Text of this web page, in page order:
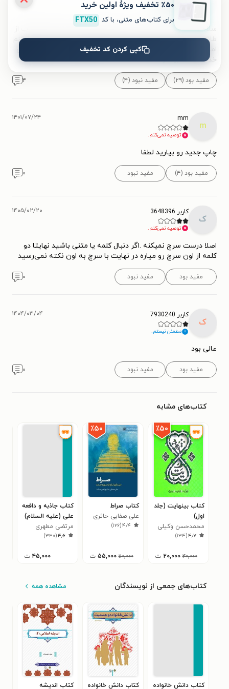
ک
طاقچه خریداری کرده بودم تا درزمان اوقات فراغت آنهارا مطالعه کنم
اما متوجه شدم که کتاب ها از قسمت کتابهای من دراین اپلیکیشن
خذف شده....بیشتر
مفید بود (۲۹) مفید نبود (۴) ۴
m
mm
توصیه نمی‌کنم.
۱۴۰۱/۰۷/۲۴
چاپ جدید رو بیارید لطفا
مفید بود (۴) مفید نبود ۰
ک
کاربر 3648396
توصیه نمی‌کنم.
۱۴۰۵/۰۲/۲۰
اصلا درست سرچ نمیکنه .اگر دنبال کلمه یا متنی باشید نهایتا دو
کلمه از اون سرچ رو میاره ‌در نهایت با سرچ به اون نکته نمی‌رسید
مفید بود مفید نبود ۰
ک
کاربر 7930240
مطمئن نیستم.
۱۴۰۴/۰۳/۰۴
عالی بود
مفید بود مفید نبود ۰
کتاب‌های مشابه
٪۵۰
کتاب بینهایت (جلد
اول)
محمدحسن وکیلی
۴٫۷(۱۳۴)
۴۰,۰۰۰ ۲۰,۰۰۰ ت
٪۵۰
کتاب صراط
علی صفایی حائری
۴٫۴(۱۲۶)
۱۱۰,۰۰۰ ۵۵,۰۰۰ ت
کتاب جاذبه و دافعه
علی (علیه السلام)
مرتضی مطهری
۴٫۶(۳۳۰)
۴۵,۰۰۰ ت
کتاب‌های جمعی از نویسندگان مشاهده همه
کتاب دانش خانواده
کتاب دانش خانواده
کتاب اندیشه
٪۵۰ تخفیف ویژۀ اولین خرید
برای کتاب‌های متنی، با کد FTX50
کپی کردن کد تخفیف